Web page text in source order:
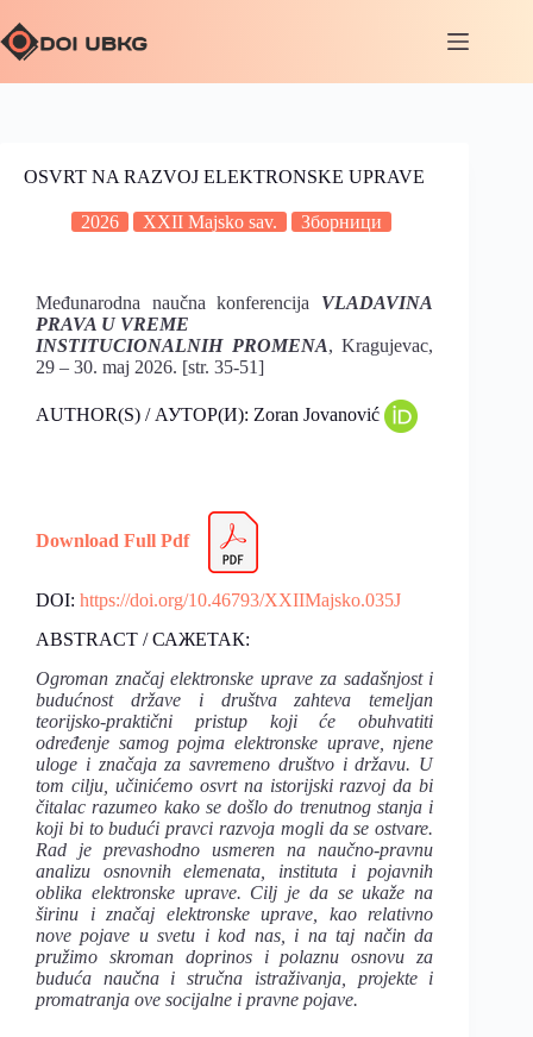
OSVRT NA RAZVOJ ELEKTRONSKE UPRAVE
2026 XXII Majsko sav. Зборници
Međunarodna naučna konferencija VLADAVINA
PRAVA U VREME
INSTITUCIONALNIH PROMENA, Kragujevac,
29 – 30. maj 2026. [str. 35-51]
AUTHOR(S) / АУТОР(И): Zoran Jovanović
Download Full Pdf
DOI: https://doi.org/10.46793/XXIIMajsko.035J
ABSTRACT / САЖЕТАК:
Ogroman značaj elektronske uprave za sadašnjost i
budućnost države i društva zahteva temeljan
teorijsko-praktični pristup koji će obuhvatiti
određenje samog pojma elektronske uprave, njene
uloge i značaja za savremeno društvo i državu. U
tom cilju, učinićemo osvrt na istorijski razvoj da bi
čitalac razumeo kako se došlo do trenutnog stanja i
koji bi to budući pravci razvoja mogli da se ostvare.
Rad je prevashodno usmeren na naučno-pravnu
analizu osnovnih elemenata, instituta i pojavnih
oblika elektronske uprave. Cilj je da se ukaže na
širinu i značaj elektronske uprave, kao relativno
nove pojave u svetu i kod nas, i na taj način da
pružimo skroman doprinos i polaznu osnovu za
buduća naučna i stručna istraživanja, projekte i
promatranja ove socijalne i pravne pojave.